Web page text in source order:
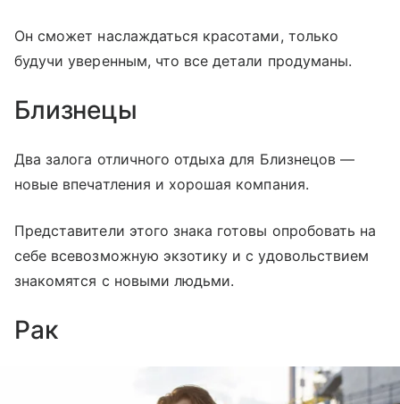
Он сможет наслаждаться красотами, только
будучи уверенным, что все детали продуманы.
Близнецы
Два залога отличного отдыха для Близнецов —
новые впечатления и хорошая компания.
Представители этого знака готовы опробовать на
себе всевозможную экзотику и с удовольствием
знакомятся с новыми людьми.
Рак